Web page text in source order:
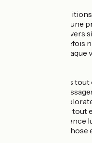
Grâce à des
passionnantes et une
plongez dans
au XIe siècle,
Chaque pierre,
Et les enfants dans
De la carte des
plus jeunes en
créatifs en famille,
vivent une expérience
inoubliable. Une